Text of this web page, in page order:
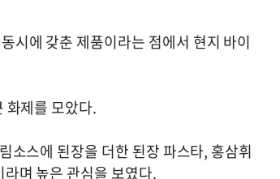
시에 갖춘 제품이라는 점에서 현지 바이
화제를 모았다.
소스에 된장을 더한 된장 파스타, 홍삼휘
며 높은 관심을 보였다.